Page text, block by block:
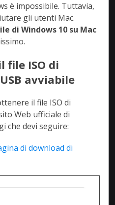
è impossibile. Tuttavia,
gli utenti Mac.
di Windows 10 su Mac
file ISO di
avviabile
il file ISO di
Web ufficiale di
che devi seguire:
di download di